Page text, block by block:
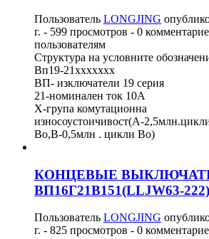
Пользователь LONGJING
г. - 599 просмотров - 0
пользователям
Структура на условните
Вп19-21ххххххх
ВП- изключатели 19 серия
21-номинален ток 10А
Х-група комутационна
износоустоичивост(А-
Во,В-0,5млн . цикли Во)
КОНЦЕВЫЕ
ВП16Г21В151(LLJW63-222)
Пользователь LONGJING
г. - 825 просмотров - 0